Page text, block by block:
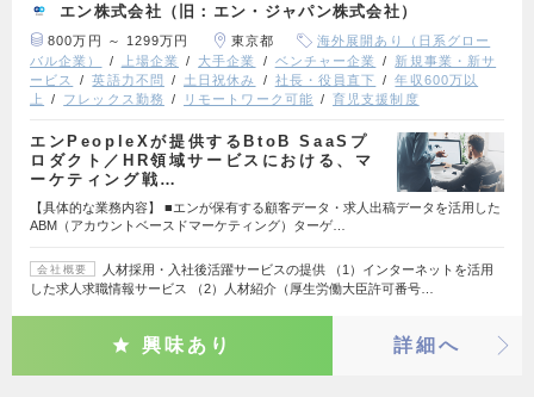
エン株式会社（旧：エン・ジャパン株式会社）
800万円 ～ 1299万円 東京都
海外展開あり（日系グロー
バル企業）
上場企業 大手企業 ベンチャー企業
新規事業・新サ
ービス
英語力不問 土日祝休み 社長・役員直下
年収600万以
上
フレックス勤務 リモートワーク可能 育児支援制度
エンPeopleXが提供するBtoB SaaSプ
ロダクト／HR領域サービスにおける、マ
ーケティング戦…
【具体的な業務内容】 ■エンが保有する顧客データ・求人出稿データを活用した
ABM（アカウントベースドマーケティング）ターゲ…
会社概要
人材採用・入社後活躍サービスの提供 （1）インターネットを活用
した求人求職情報サービス （2）人材紹介（厚生労働大臣許可番号…
興味あり 詳細へ